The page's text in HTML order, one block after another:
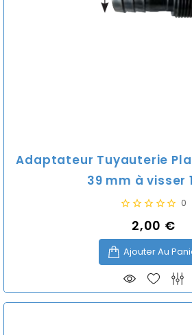
Adaptateur Tuyauterie
39 mm à visser
0
Prix
2,00 €
Ajouter Au